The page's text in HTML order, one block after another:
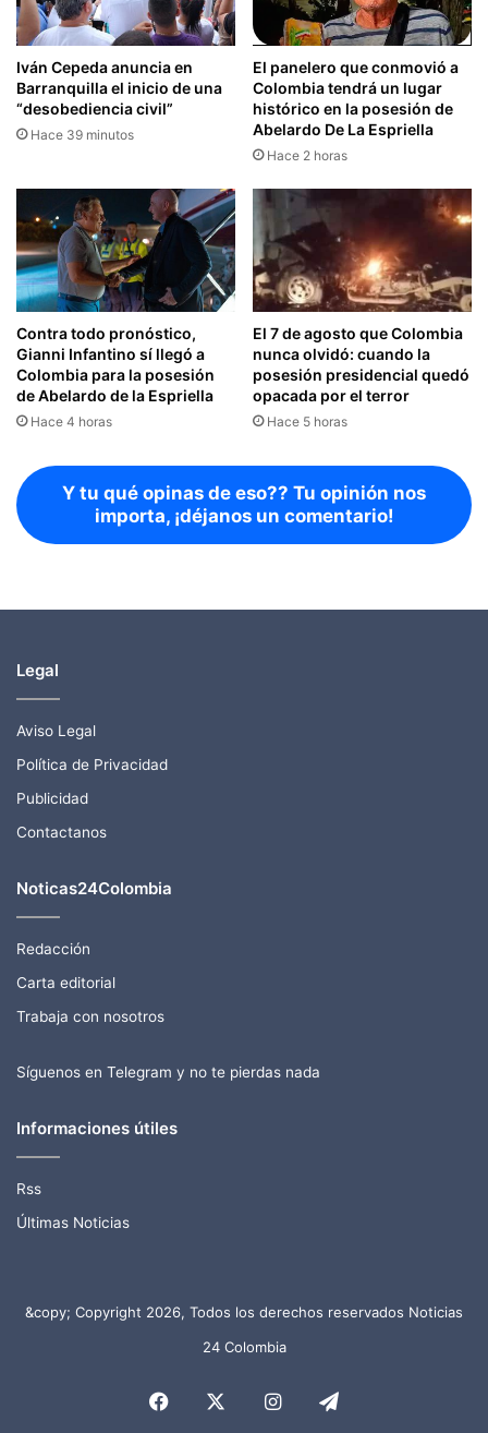
Iván Cepeda anuncia en
Barranquilla el inicio de una
“desobediencia civil”
Hace 39 minutos
El panelero que conmovió a
Colombia tendrá un lugar
histórico en la posesión de
Abelardo De La Espriella
Hace 2 horas
Contra todo pronóstico,
Gianni Infantino sí llegó a
Colombia para la posesión
de Abelardo de la Espriella
Hace 4 horas
El 7 de agosto que Colombia
nunca olvidó: cuando la
posesión presidencial quedó
opacada por el terror
Hace 5 horas
Y tu qué opinas de eso?? Tu opinión nos
importa, ¡déjanos un comentario!
Legal
Aviso Legal
Política de Privacidad
Publicidad
Contactanos
Noticas24Colombia
Redacción
Carta editorial
Trabaja con nosotros
Síguenos en Telegram y no te pierdas nada
Informaciones útiles
Rss
Últimas Noticias
&copy; Copyright 2026, Todos los derechos reservados Noticias
24 Colombia
Facebook InstagramTelegram